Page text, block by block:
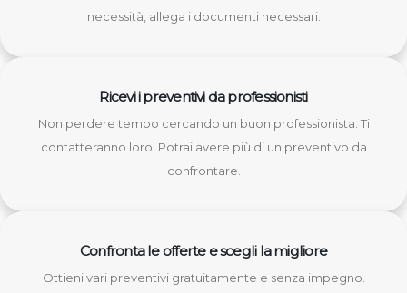
necessità, allega i documenti necessari.
Ricevi i preventivi da professionisti
Non perdere tempo cercando un buon professionista. Ti
contatteranno loro. Potrai avere più di un preventivo da
confrontare.
Confronta le offerte e scegli la migliore
Ottieni vari preventivi gratuitamente e senza impegno.